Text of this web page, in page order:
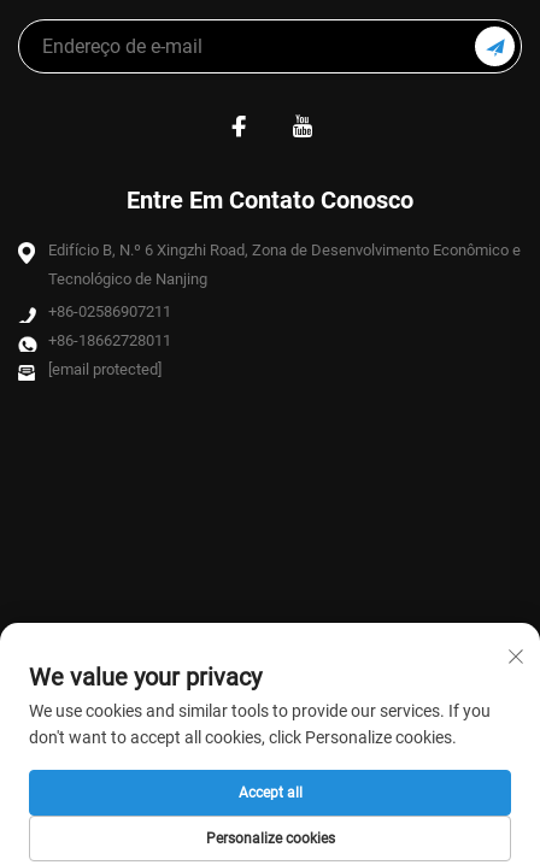
Entre Em Contato Conosco
Edifício B, N.º 6 Xingzhi Road, Zona de Desenvolvimento Econômico e
Tecnológico de Nanjing
+86-02586907211
+86-18662728011
[email protected]
Direitos autorais © 2026 Farmasino Medical Co.,Ltd. Todos os direitos
Política de privacidade
We value your privacy
We use cookies and similar tools to provide our services. If you
don't want to accept all cookies, click Personalize cookies.
Personalize cookies
Accept all